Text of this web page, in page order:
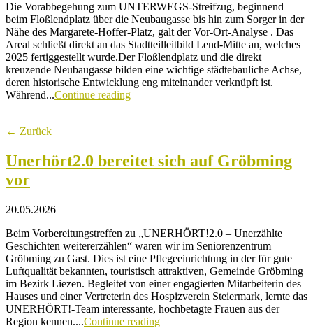
Die Vorabbegehung zum UNTERWEGS-Streifzug, beginnend
beim Floßlendplatz über die Neubaugasse bis hin zum Sorger in der
Nähe des Margarete-Hoffer-Platz, galt der Vor-Ort-Analyse . Das
Areal schließt direkt an das Stadtteilleitbild Lend-Mitte an, welches
2025 fertiggestellt wurde.Der Floßlendplatz und die direkt
kreuzende Neubaugasse bilden eine wichtige städtebauliche Achse,
deren historische Entwicklung eng miteinander verknüpft ist.
Während...Continue reading
← Zurück
Unerhört2.0 bereitet sich auf Gröbming
vor
20.05.2026
Beim Vorbereitungstreffen zu „UNERHÖRT!2.0 – Unerzählte
Geschichten weitererzählen“ waren wir im Seniorenzentrum
Gröbming zu Gast. Dies ist eine Pflegeeinrichtung in der für gute
Luftqualität bekannten, touristisch attraktiven, Gemeinde Gröbming
im Bezirk Liezen. Begleitet von einer engagierten Mitarbeiterin des
Hauses und einer Vertreterin des Hospizverein Steiermark, lernte das
UNERHÖRT!-Team interessante, hochbetagte Frauen aus der
Region kennen....Continue reading